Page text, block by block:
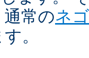
常のネ
。